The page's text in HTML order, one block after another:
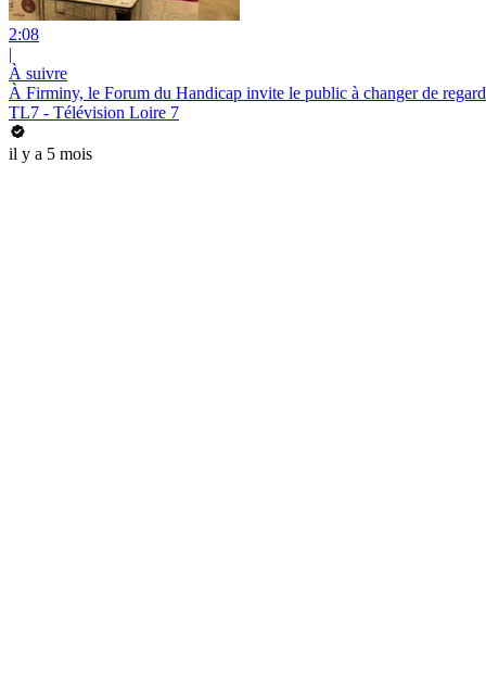
2:08
|
À suivre
À Firminy, le Forum du Handicap invite le public à changer de regard
TL7 - Télévision Loire 7
il y a 5 mois